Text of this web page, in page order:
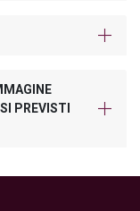
PREVISTI